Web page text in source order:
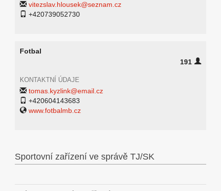
vitezslav.hlousek@seznam.cz
+420739052730
Fotbal
191
KONTAKTNÍ ÚDAJE
tomas.kyzlink@email.cz
+420604143683
www.fotbalmb.cz
Sportovní zařízení ve správě TJ/SK